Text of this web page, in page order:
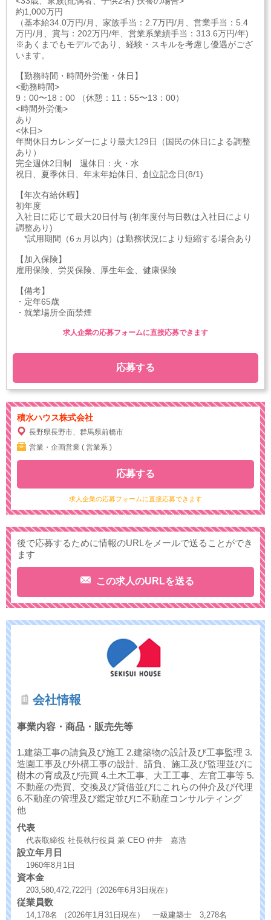
約1,000万円
（基本給34.0万円/月、家族手当：2.7万円/月、営業手当：5.4
万円/月、賞与：202万円/年、営業系業績手当：313.6万円/年)
※あくまでもモデルであり、経験・スキルを考慮し優遇がござ
います。
【勤務時間・時間外労働・休日】
<勤務時間>
9：00〜18：00 （休憩：11：55〜13：00）
<時間外労働>
あり
<休日>
年間休日カレンダーにより最大129日（国民の休日による調整
あり）
完全週休2日制 週休日：火・水
祝日、夏季休日、年末年始休日、創立記念日(8/1)
【年次有給休暇】
初年度
入社日に応じて最大20日付与 (初年度付与日数は入社日により
調整あり)
*試用期間（6ヵ月以内）は勤務状況により短縮する場合あり
【加入保険】
雇用保険、労災保険、厚生年金、健康保険
【備考】
・定年65歳
・就業場所全面禁煙
応募する
求人企業の応募フォームに直接応募できます
積水ハウス株式会社
長野県長野市、群馬県前橋市
営業・企画営業 ( 営業系 )
求人企業の応募フォームに直接応募できます
応募する
後で応募するために情報のURLをメールで送ることができ
ます
この求人のURLを送る
会社情報
事業内容・商品・販売先等
1.建築工事の請負及び施工 2.建築物の設計及び工事監理 3.
造園工事及び外構工事の設計、請負、施工及び監理並びに
樹木の育成及び売買 4.土木工事、大工工事、左官工事等 5.
不動産の売買、交換及び貸借並びにこれらの仲介及び代理
6.不動産の管理及び鑑定並びに不動産コンサルティング
他
代表
代表取締役 社長執行役員 兼 CEO 仲井 嘉浩
設立年月日
1960年8月1日
資本金
203,580,472,722円（2026年6月3日現在）
従業員数
14,178名 （2026年1月31日現在） 一級建築士 3,278名